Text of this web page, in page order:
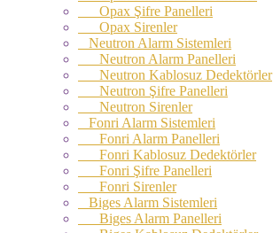
Opax Şifre Panelleri
Opax Sirenler
Neutron Alarm Sistemleri
Neutron Alarm Panelleri
Neutron Kablosuz Dedektörler
Neutron Şifre Panelleri
Neutron Sirenler
Fonri Alarm Sistemleri
Fonri Alarm Panelleri
Fonri Kablosuz Dedektörler
Fonri Şifre Panelleri
Fonri Sirenler
Biges Alarm Sistemleri
Biges Alarm Panelleri